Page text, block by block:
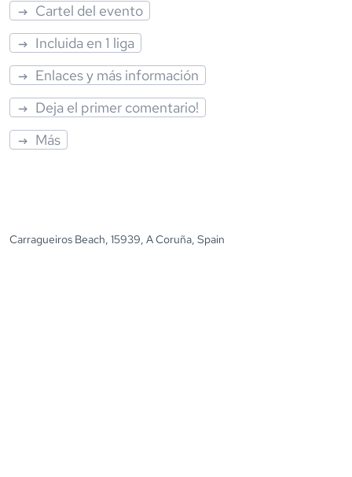
Cartel del evento
Incluida en 1 liga
Enlaces y más información
Deja el primer comentario!
Más
Carragueiros Beach, 15939, A Coruña, Spain